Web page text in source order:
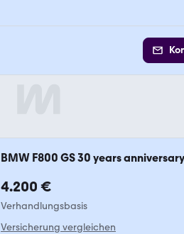
BMW F800 GS 30 years anniversary
4.200 €
Verhandlungsbasis
Versicherung vergleichen